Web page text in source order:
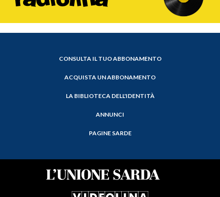
CONSULTA IL TUO ABBONAMENTO
ACQUISTA UN ABBONAMENTO
LA BIBLIOTECA DELL'IDENTITÀ
ANNUNCI
PAGINE SARDE